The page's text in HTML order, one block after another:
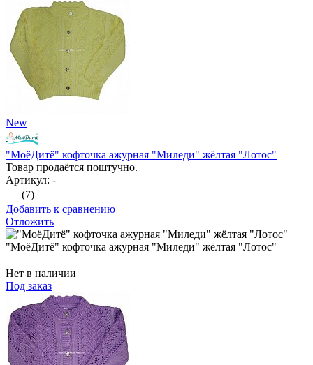
New
"МоёДитё" кофточка ажурная "Миледи" жёлтая "Лотос"
Товар продаётся поштучно.
Артикул: -
(7)
Добавить к сравнению
Отложить
"МоёДитё" кофточка ажурная "Миледи" жёлтая "Лотос"
Нет в наличии
Под заказ